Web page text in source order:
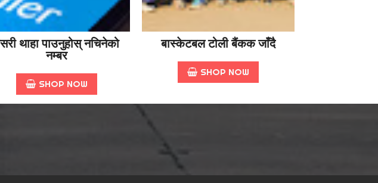
थाहा पाउनुहोस् नचिनेको
नम्बर
SHOP NOW
बास्केटबल टोली बैंकक जाँदै
SHOP NOW